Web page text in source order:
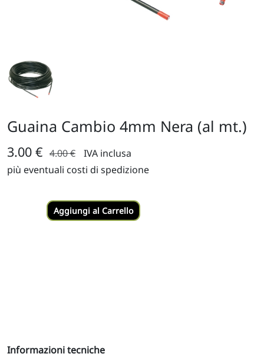
Guaina Cambio 4mm Nera (al mt.)
3.00 € 4.00 €
IVA inclusa
più eventuali costi di spedizione
Aggiungi al Carrello
Informazioni tecniche